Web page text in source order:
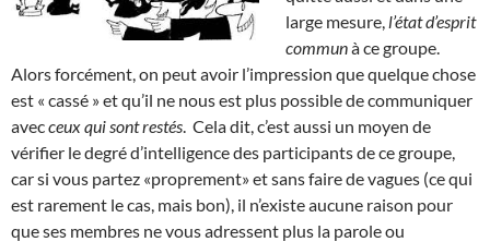
large mesure, l’état d’esprit
communà ce groupe.
Alors forcément, on peut avoir l’impression que quelque chose
est « cassé » et qu’il ne nous est plus possible de communiquer
avecceux qui sont restés . Cela dit, c’est aussi un moyen de
vérifier le degré d’intelligence des participants de ce groupe,
car si vous partez «proprement» et sans faire de vagues (ce qui
est rarement le cas, mais bon), il n’existe aucune raison pour
que ses membres ne vous adressent plus la parole ou